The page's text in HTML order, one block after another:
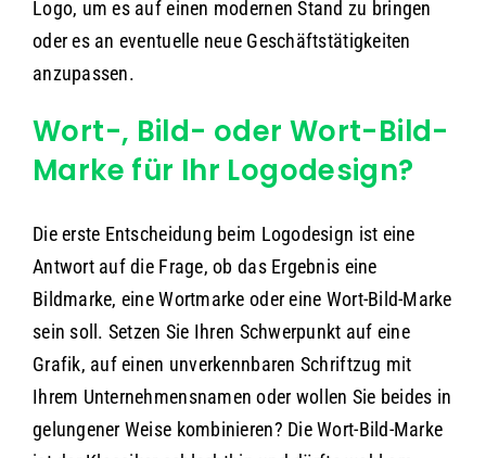
Logo, um es auf einen modernen Stand zu bringen
oder es an eventuelle neue Geschäftstätigkeiten
anzupassen.
Wort-, Bild- oder Wort-Bild-
Marke für Ihr Logodesign?
Die erste Entscheidung beim Logodesign ist eine
Antwort auf die Frage, ob das Ergebnis eine
Bildmarke, eine Wortmarke oder eine Wort-Bild-Marke
sein soll. Setzen Sie Ihren Schwerpunkt auf eine
Grafik, auf einen unverkennbaren Schriftzug mit
Ihrem Unternehmensnamen oder wollen Sie beides in
gelungener Weise kombinieren? Die Wort-Bild-Marke